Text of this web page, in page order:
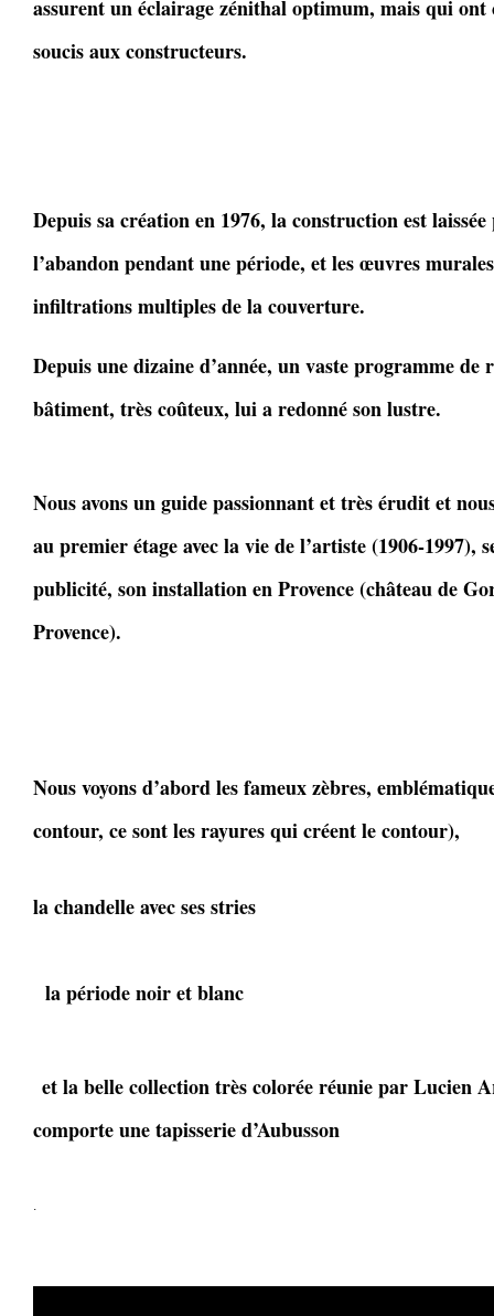
assurent un éclairage zénithal optimum, mais qui ont
soucis aux constructeurs.
Depuis sa création en 1976, la construction est
l’abandon pendant une période, et les œuvres
infiltrations multiples de la couverture.
Depuis une dizaine d’année, un vaste programme de
bâtiment, très coûteux, lui a redonné son lustre.
Nous avons un guide passionnant et très érudit et
au premier étage avec la vie de l’artiste (1906-1997),
publicité, son installation en Provence (château de
Provence).
Nous voyons d’abord les fameux zèbres,
contour, ce sont les rayures qui créent le contour),
la chandelle avec ses stries
la période noir et blanc
et la belle collection très colorée réunie par Lucien
comporte une tapisserie d’Aubusson
.